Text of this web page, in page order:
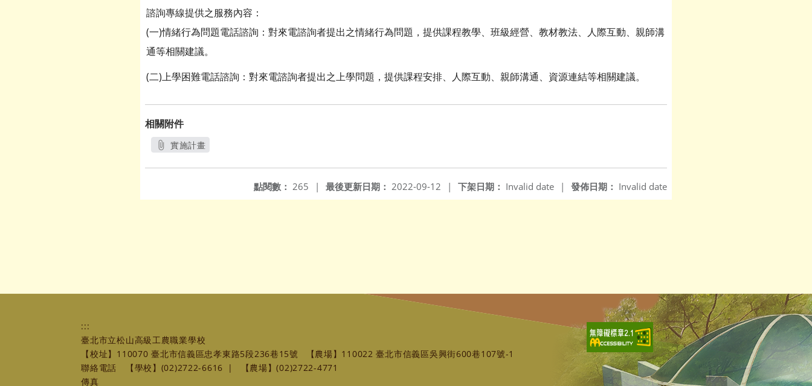
諮詢專線提供之服務內容：
(一)情緒行為問題電話諮詢：對來電諮詢者提出之情緒行為問題，提供課程教學、班級經營、教材教法、人際互動、親師溝
通等相關建議。
(二)上學困難電話諮詢：對來電諮詢者提出之上學問題，提供課程安排、人際互動、親師溝通、資源連結等相關建議。
相關附件
實施計畫
發佈日期： Invalid date
下架日期： Invalid date |
最後更新日期： 2022-09-12 |
點閱數： 265 |
:::
臺北市立松山高級工農職業學校
【校址】110070 臺北市信義區忠孝東路5段236巷15號
【農場】110022 臺北市信義區吳興街600巷107號-1
聯絡電話
【學校】(02)2722-6616 |
【農場】(02)2722-4771
傳真